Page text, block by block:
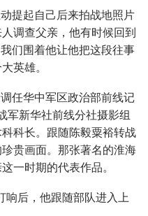
提起自己后来拍战地照片
调查父亲，他有时候回到
们围着他让他把这段往事
英雄。
任华中军区政治部前线记
军新华社前线分社摄影组
科长。跟随陈毅粟裕转战
贵画面。那张著名的淮海
一时期的代表作品。
响后，他跟随部队进入上